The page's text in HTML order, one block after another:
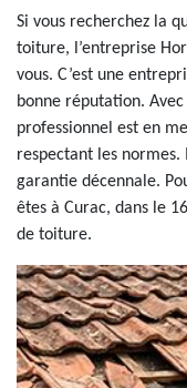
Si vous recherchez la
toiture, l’entreprise
vous. C’est une
bonne réputation.
professionnel est en
respectant les normes.
garantie décennale.
êtes à Curac, dans le
de toiture.